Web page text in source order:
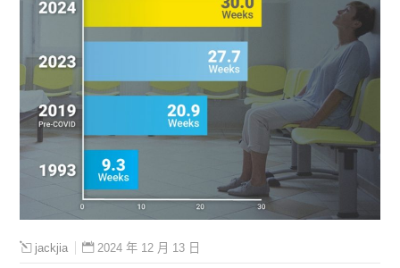
jackjia 2024 年 12 月 13 日